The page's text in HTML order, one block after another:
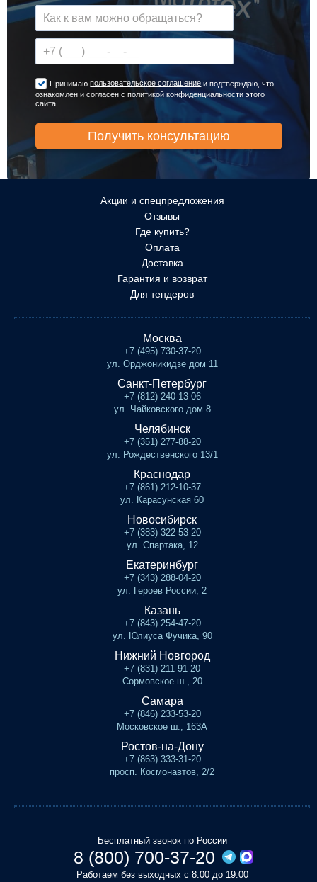
Принимаюпользовательское соглашение и подтверждаю, что
ознакомлен и согласен сполитикой конфиденциальности этого
сайта
Акции и спецпредложения
Отзывы
Где купить?
Оплата
Доставка
Гарантия и возврат
Для тендеров
Москва
+7 (495) 730-37-20
ул. Орджоникидзе дом 11
Санкт-Петербург
+7 (812) 240-13-06
ул. Чайковского дом 8
Челябинск
+7 (351) 277-88-20
ул. Рождественского 13/1
Краснодар
+7 (861) 212-10-37
ул. Карасунская 60
Новосибирск
+7 (383) 322-53-20
ул. Спартака, 12
Екатеринбург
+7 (343) 288-04-20
ул. Героев России, 2
Казань
+7 (843) 254-47-20
ул. Юлиуса Фучика, 90
Нижний Новгород
+7 (831) 211-91-20
Сормовское ш., 20
Самара
+7 (846) 233-53-20
Московское ш., 163А
Ростов-на-Дону
+7 (863) 333-31-20
просп. Космонавтов, 2/2
Бесплатный звонок по России
8 (800) 700-37-20
Работаем без выходных с 8:00 до 19:00